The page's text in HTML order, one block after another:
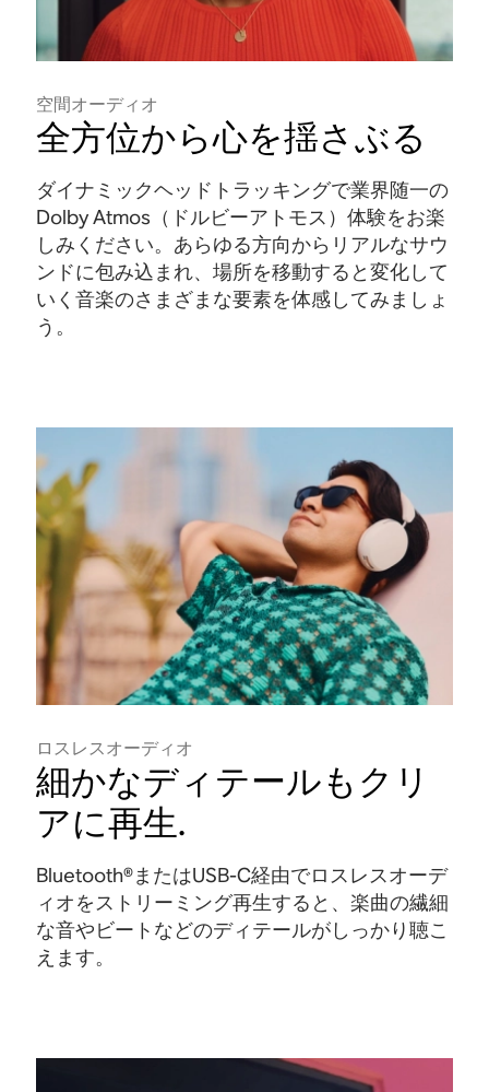
空間オーディオ
全方位から心を揺さぶる
ダイナミックヘッドトラッキングで業界随一の
Dolby Atmos（ドルビーアトモス）体験をお楽
しみください。あらゆる方向からリアルなサウ
ンドに包み込まれ、場所を移動すると変化して
いく音楽のさまざまな要素を体感してみましょ
う 。
ロスレスオーディオ
細かなディテールもクリ
アに再生.
Bluetooth®またはUSB-C経由でロスレスオーデ
ィオをストリーミング再生すると、楽曲の繊細
な音やビートなどのディテールがしっかり聴こ
えます。